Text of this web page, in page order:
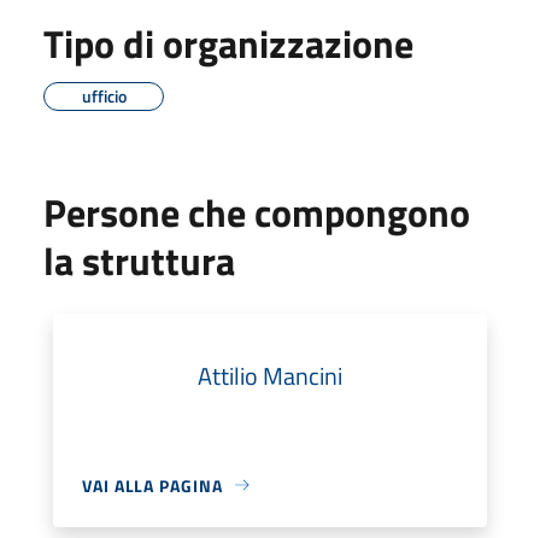
Tipo di organizzazione
ufficio
Persone che compongono
la struttura
Attilio Mancini
VAI ALLA PAGINA